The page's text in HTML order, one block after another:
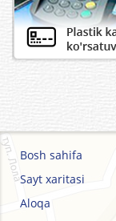
Bosh sahifa
Sayt xaritasi
Aloqa